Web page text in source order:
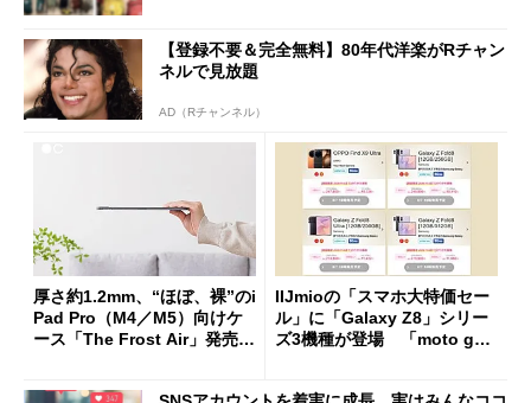
【登録不要＆完全無料】80年代洋楽がRチャン
ネルで見放題
AD（Rチャンネル）
厚さ約1.2mm、“ほぼ、裸”のi
Pad Pro（M4／M5）向けケ
ース「The Frost Air」発売
IIJmioの「スマホ大特価セー
ル」に「Galaxy Z8」シリー
ズ3機種が登場 「moto g37